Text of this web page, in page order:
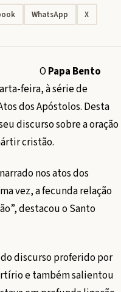
WhatsApp X
O Papa Bento
feira, à série de
dos Apóstolos. Desta
discurso sobre a oração
cristão.
nos atos dos
vez, a fecunda relação
destacou o Santo
discurso proferido por
e também salientou